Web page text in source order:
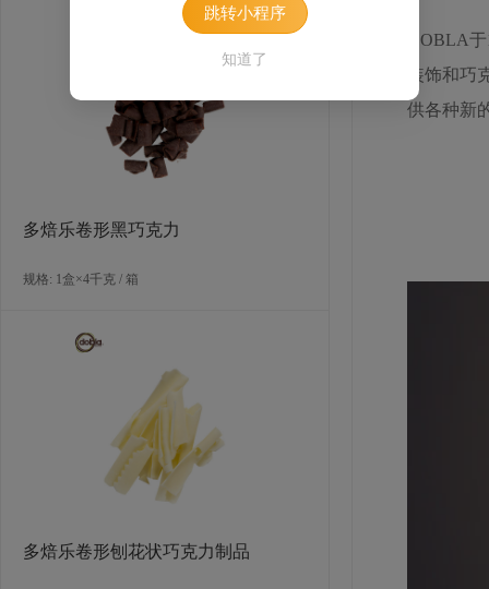
多焙乐卷形黑巧克力
规格: 1盒×4千克 / 箱
多焙乐卷形刨花状巧克力制品
DOBLA
装饰和
供各种新
跳转小程序
知道了